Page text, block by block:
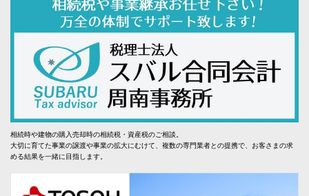
相続時や建物の購入売却時の相続税・資産税のご相談。
大切に育てた事業の譲渡や事業の拡大にむけて、複数の専門業者との提携で、お客さまの求
める結果を一緒に目指します。